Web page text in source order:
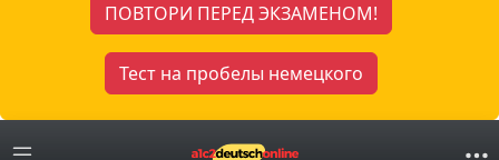
ПОВТОРИ ПЕРЕД ЭКЗАМЕНОМ!
Тест на пробелы немецкого